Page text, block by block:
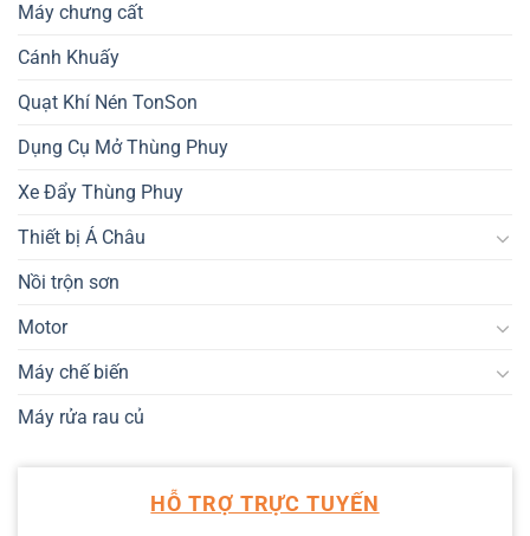
Máy chưng cất
Cánh Khuấy
Quạt Khí Nén TonSon
Dụng Cụ Mở Thùng Phuy
Xe Đẩy Thùng Phuy
Thiết bị Á Châu
Nồi trộn sơn
Motor
Máy chế biến
Máy rửa rau củ
HỖ TRỢ TRỰC TUYẾN